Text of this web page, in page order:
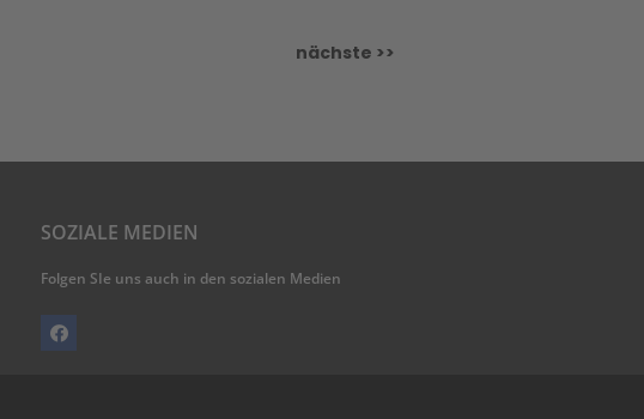
nächste >>
SOZIALE MEDIEN
Folgen SIe uns auch in den sozialen Medien